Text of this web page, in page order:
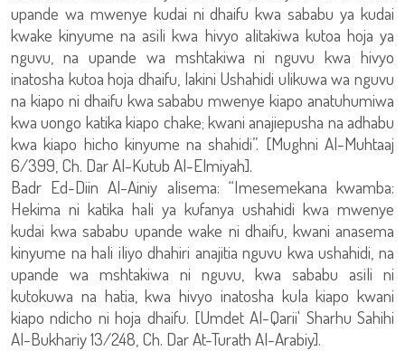
upande wa mwenye kudai ni dhaifu kwa sababu ya kudai
kwake kinyume na asili kwa hivyo alitakiwa kutoa hoja ya
nguvu, na upande wa mshtakiwa ni nguvu kwa hivyo
inatosha kutoa hoja dhaifu, lakini Ushahidi ulikuwa wa nguvu
na kiapo ni dhaifu kwa sababu mwenye kiapo anatuhumiwa
kwa uongo katika kiapo chake; kwani anajiepusha na adhabu
kwa kiapo hicho kinyume na shahidi”. [Mughni Al-Muhtaaj
6/399, Ch. Dar Al-Kutub Al-Elmiyah].
Badr Ed-Diin Al-Ainiy alisema: “Imesemekana kwamba:
Hekima ni katika hali ya kufanya ushahidi kwa mwenye
kudai kwa sababu upande wake ni dhaifu, kwani anasema
kinyume na hali iliyo dhahiri anajitia nguvu kwa ushahidi, na
upande wa mshtakiwa ni nguvu, kwa sababu asili ni
kutokuwa na hatia, kwa hivyo inatosha kula kiapo kwani
kiapo ndicho ni hoja dhaifu. [Umdet Al-Qarii' Sharhu Sahihi
Al-Bukhariy 13/248, Ch. Dar At-Turath Al-Arabiy].